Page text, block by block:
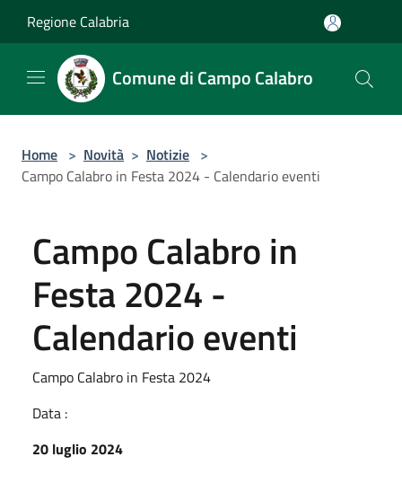
Regione Calabria
Comune di Campo Calabro
Home > Novità > Notizie >
Campo Calabro in Festa 2024 - Calendario eventi
Campo Calabro in
Festa 2024 -
Calendario eventi
Campo Calabro in Festa 2024
Data :
20 luglio 2024